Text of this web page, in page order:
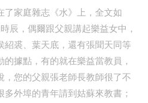
了家庭雜志《水》上，全文如
辰，偶爾跟父親講起樂益女中，
裘、葉天底，還有張聞天同等
據點，有的就在樂益當教員，
您的父親張老師長教師很了不
外埠的青年請到姑蘇來教書；